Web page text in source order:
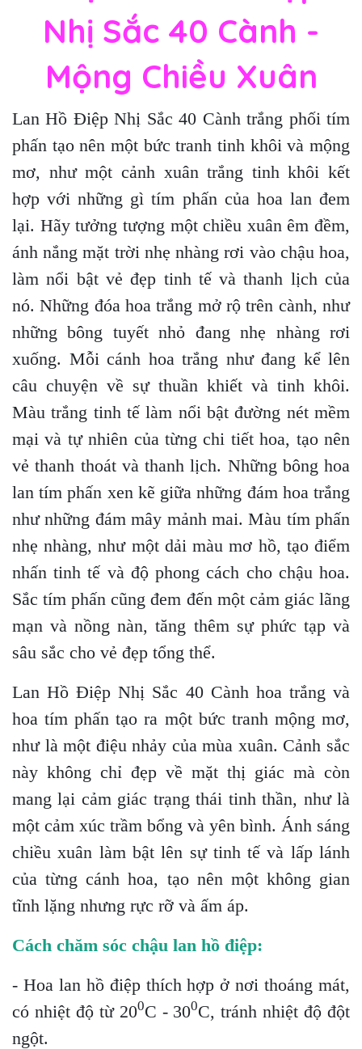
Nhị Sắc 40 Cành -
Mộng Chiều Xuân
Lan Hồ Điệp Nhị Sắc 40 Cành trắng phối tím
phấn tạo nên một bức tranh tinh khôi và mộng
mơ, như một cảnh xuân trắng tinh khôi kết
hợp với những gì tím phấn của hoa lan đem
lại. Hãy tưởng tượng một chiều xuân êm đềm,
ánh nắng mặt trời nhẹ nhàng rơi vào chậu hoa,
làm nổi bật vẻ đẹp tinh tế và thanh lịch của
nó. Những đóa hoa trắng mở rộ trên cành, như
những bông tuyết nhỏ đang nhẹ nhàng rơi
xuống. Mỗi cánh hoa trắng như đang kể lên
câu chuyện về sự thuần khiết và tinh khôi.
Màu trắng tinh tế làm nổi bật đường nét mềm
mại và tự nhiên của từng chi tiết hoa, tạo nên
vẻ thanh thoát và thanh lịch. Những bông hoa
lan tím phấn xen kẽ giữa những đám hoa trắng
như những đám mây mảnh mai. Màu tím phấn
nhẹ nhàng, như một dải màu mơ hồ, tạo điểm
nhấn tinh tế và độ phong cách cho chậu hoa.
Sắc tím phấn cũng đem đến một cảm giác lãng
mạn và nồng nàn, tăng thêm sự phức tạp và
sâu sắc cho vẻ đẹp tổng thể.
Lan Hồ Điệp Nhị Sắc 40 Cành hoa trắng và
hoa tím phấn tạo ra một bức tranh mộng mơ,
như là một điệu nhảy của mùa xuân. Cảnh sắc
này không chỉ đẹp về mặt thị giác mà còn
mang lại cảm giác trạng thái tinh thần, như là
một cảm xúc trầm bổng và yên bình. Ánh sáng
chiều xuân làm bật lên sự tinh tế và lấp lánh
của từng cánh hoa, tạo nên một không gian
tĩnh lặng nhưng rực rỡ và ấm áp.
Cách chăm sóc chậu lan hồ điệp:
- Hoa lan hồ điệp thích hợp ở nơi thoáng mát,
có nhiệt độ từ 200C - 300C, tránh nhiệt độ đột
ngột.